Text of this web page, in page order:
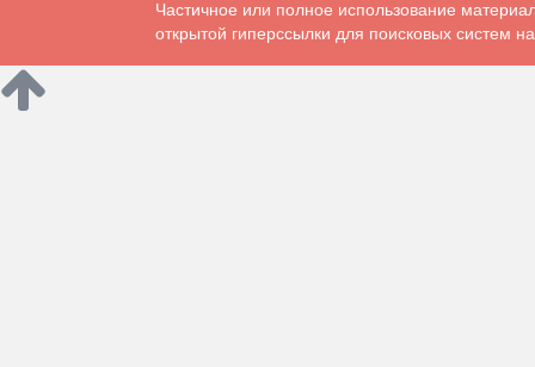
Частичное или полное использование
открытой гиперссылки для поисковых систем